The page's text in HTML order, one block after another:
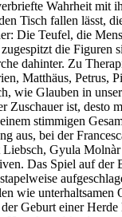
Wahrheit mit
Tisch fallen lässt,
Die Teufel, die
die
dahinter. Zu
Matthäus, Petrus,
wie Glauben in
ist,
stimmigen
aus, bei der
Gyula
Das Spiel auf
wie unterhaltsamen
Geburt einer